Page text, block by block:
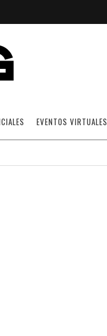
EVENTOS VIRTUALES
LUCÍA COLL
OFF